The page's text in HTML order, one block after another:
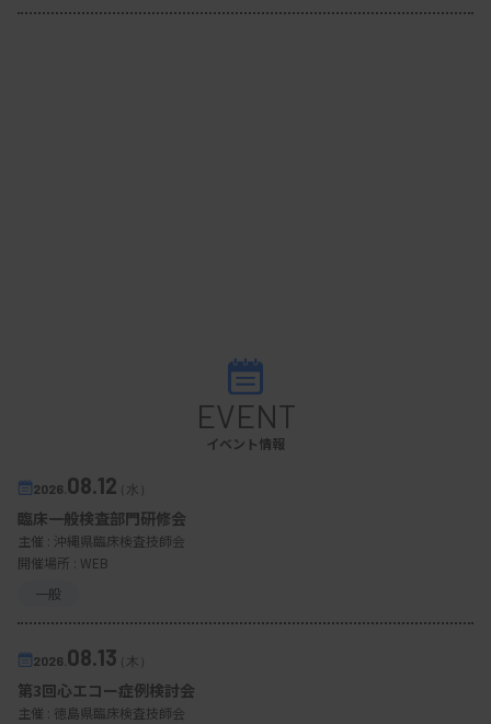
EVENT
イベント情報
2026. 08.12（水）
臨床一般検査部門研修会
主催 : 沖縄県臨床検査技師会
開催場所 : WEB
一般
2026. 08.13（木）
第3回心エコー症例検討会
主催 : 徳島県臨床検査技師会